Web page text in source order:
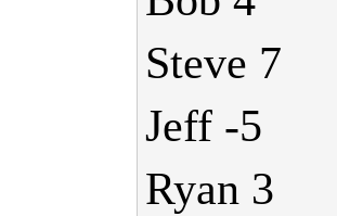
Steve 7
Jeff -5
Ryan 3